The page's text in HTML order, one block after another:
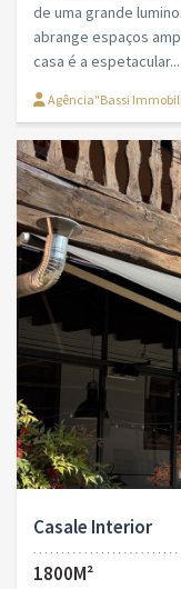
de uma grande
abrange espaços
casa é a espetacular...
Agência"Bassi
Casale Interior
1800M²